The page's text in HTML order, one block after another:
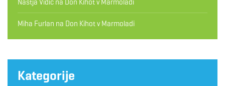
Nastja Vidic na Don Kihot v Marmoladi
Miha Furlan na Don Kihot v Marmoladi
Kategorije